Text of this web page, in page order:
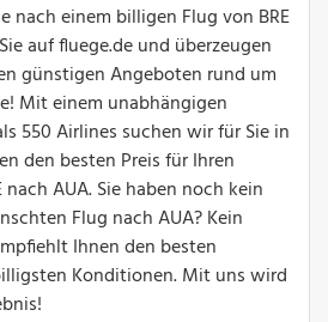
nach einem billigen Flug von BRE
auf fluege.de und überzeugen
günstigen Angeboten rund um
Mit einem unabhängigen
550 Airlines suchen wir für Sie in
den besten Preis für Ihren
AUA. Sie haben noch kein
Flug nach AUA? Kein
Ihnen den besten
Konditionen. Mit uns wird